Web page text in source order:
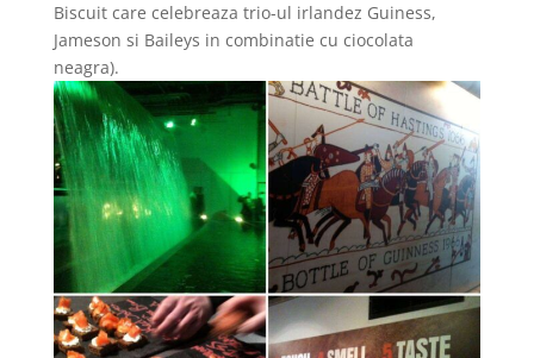
Biscuit care celebreaza trio-ul irlandez Guiness,
Jameson si Baileys in combinatie cu ciocolata
neagra).